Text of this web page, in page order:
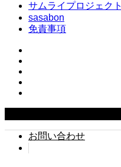
サムライプロジェクト
sasabon
免責事項
お問い合わせ